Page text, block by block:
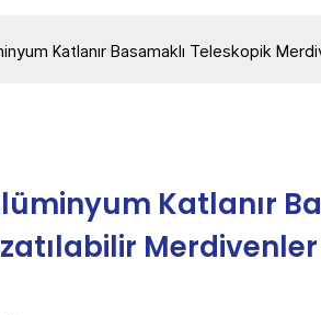
Katlanır Basamaklı Teleskopik
Katlanır